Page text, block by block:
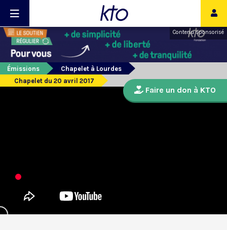
Contenu sponsorisé
Émissions
Chapelet à Lourdes
Chapelet du 20 avril 2017
Faire un don à KTO